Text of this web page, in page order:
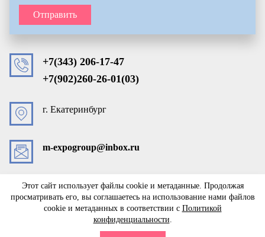
Отправить
+7(343) 206-17-47
+7(902)260-26-01(03)
г. Екатеринбург
m-expogroup@inbox.ru
Copyright © 2019 - 2026
Политика конфиденциальности
Этот сайт использует файлы cookie и метаданные. Продолжая
просматривать его, вы соглашаетесь на использование нами файлов
cookie и метаданных в соответствии с Политикой
конфиденциальности.